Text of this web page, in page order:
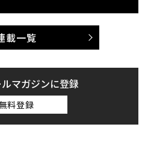
載一覧
マガジンに登録
無料登録